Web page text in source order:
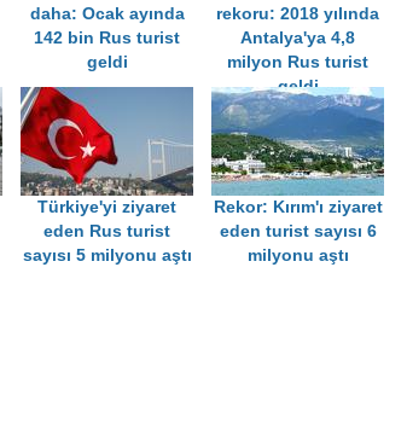
daha: Ocak ayında
142 bin Rus turist
geldi
rekoru: 2018 yılında
Antalya'ya 4,8
milyon Rus turist
geldi
Türkiye'yi ziyaret
eden Rus turist
sayısı 5 milyonu aştı
Rekor: Kırım'ı ziyaret
eden turist sayısı 6
milyonu aştı